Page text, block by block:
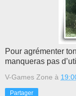
Pour agrémenter
manqueras pas
V-Games Zone à
Partager